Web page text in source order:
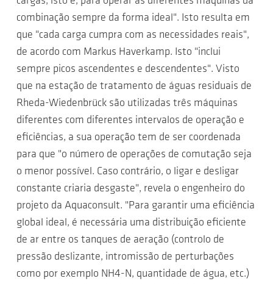
combinação sempre da forma ideal". Isto resulta em
que "cada carga cumpra com as necessidades reais",
de acordo com Markus Haverkamp. Isto "inclui
sempre picos ascendentes e descendentes". Visto
que na estação de tratamento de águas residuais de
Rheda-Wiedenbrück são utilizadas três máquinas
diferentes com diferentes intervalos de operação e
eficiências, a sua operação tem de ser coordenada
para que "o número de operações de comutação seja
o menor possível. Caso contrário, o ligar e desligar
constante criaria desgaste", revela o engenheiro do
projeto da Aquaconsult. "Para garantir uma eficiência
global ideal, é necessária uma distribuição eficiente
de ar entre os tanques de aeração (controlo de
pressão deslizante, intromissão de perturbações
como por exemplo NH4-N, quantidade de água, etc.)